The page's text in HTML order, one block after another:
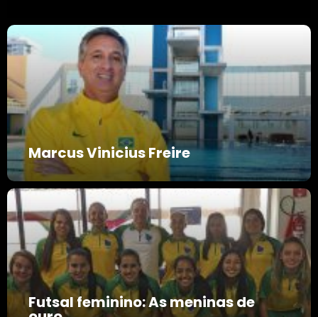
Marcus Vinicius Freire
Futsal feminino: As meninas de